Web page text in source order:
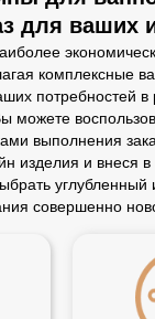
для ваших
комплексные
потребностей в
можете
выполнения
изделия и внеся
углубленный
совершенно